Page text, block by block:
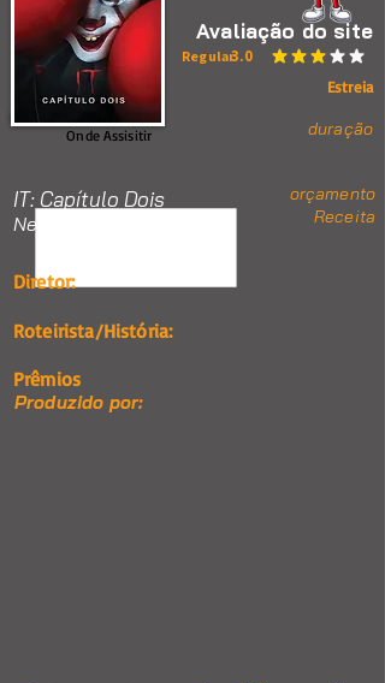
Avaliação do site
3.0
classificação média é
Regular
Estreia
duração
orçamento
Receita
Onde Assisitir
IT: Capítulo Dois
Nenhum item.
Diretor:
Roteirista/História:
Prêmios
Produzido por: